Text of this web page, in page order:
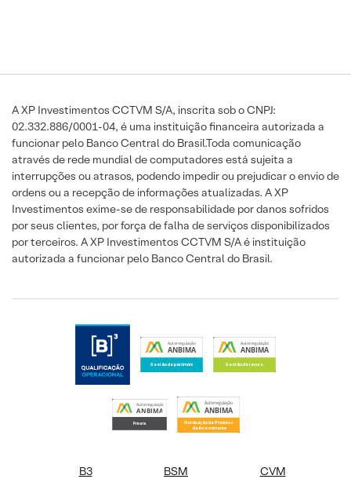
A XP Investimentos CCTVM S/A, inscrita sob o CNPJ:
02.332.886/0001-04, é uma instituição financeira autorizada a
funcionar pelo Banco Central do Brasil.Toda comunicação
através de rede mundial de computadores está sujeita a
interrupções ou atrasos, podendo impedir ou prejudicar o envio de
ordens ou a recepção de informações atualizadas. A XP
Investimentos exime-se de responsabilidade por danos sofridos
por seus clientes, por força de falha de serviços disponibilizados
por terceiros. A XP Investimentos CCTVM S/A é instituição
autorizada a funcionar pelo Banco Central do Brasil.
B3 BSM CVM